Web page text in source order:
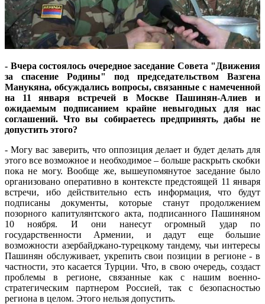
- Вчера состоялось очередное заседание Совета "Движения
за спасение Родины" под председательством Вазгена
Манукяна, обсуждались вопросы, связанные с намеченной
на 11 января встречей в Москве Пашинян-Алиев и
ожидаемым подписанием крайне невыгодных для нас
соглашений. Что вы собираетесь предпринять, дабы не
допустить этого?
- Могу вас заверить, что оппозиция делает и будет делать для
этого все возможное и необходимое – больше раскрыть скобки
пока не могу. Вообще же, вышеупомянутое заседание было
организовано оперативно в контексте предстоящей 11 января
встречи, ибо действительно есть информация, что будут
подписаны документы, которые станут продолжением
позорного капитулянтского акта, подписанного Пашиняном
10 ноября. И они нанесут огромный удар по
государственности Армении, и дадут еще большие
возможности азербайджано-турецкому тандему, чьи интересы
Пашинян обслуживает, укрепить свои позиции в регионе - в
частности, это касается Турции. Что, в свою очередь, создаст
проблемы в регионе, связанные как с нашим военно-
стратегическим партнером Россией, так с безопасностью
региона в целом. Этого нельзя допустить.